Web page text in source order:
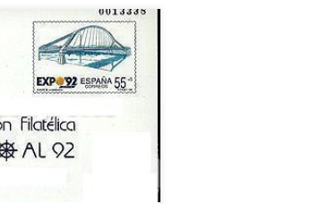
quedó inaugurada
filatélica Rumbo al 92,
y la Sociedad Filatélica
del Banco Exterior
de Sevilla. Esta
ciudad de Sevilla